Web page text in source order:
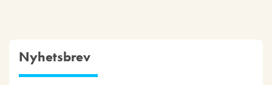
Nyhetsbrev